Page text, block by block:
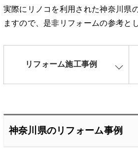
実際にリノコを利用された神奈川県
ますので、是非リフォームの参考と
リフォーム施工事例
神奈川県のリフォーム事例